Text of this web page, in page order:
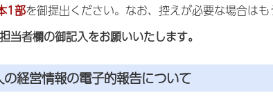
1部を御提出ください。なお、控えが必要な場合はも
当者欄の御記入をお願いいたします。
経営情報の電子的報告について